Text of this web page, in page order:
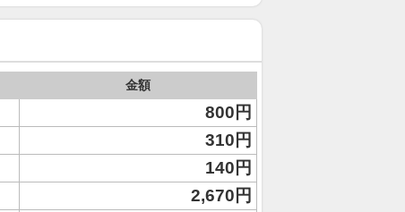
金額
800円
310円
140円
2,670円